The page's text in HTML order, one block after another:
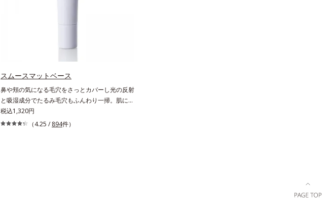
線吸収剤フリーなのに高SPF値、さらにスキンプ
凸カバー複合成分(*4)肌悩みが気になる時でも、
ただ隠すだけでなく、乾きやすい肌にうるおいを
届けながら、光拡散効果で乾燥小ジワや毛穴もカ
リ防止成分(*5)テカリの主成分を選択的に吸収
し、うるおいはしっかり残すことでカバー力を保
ちます。*1 メイク効果による*2 角層の範囲内*3
スキンプロテクト※複合成分配合＝肌を保護し、
スムースマットベース
鼻や頬の気になる毛穴をさっとカバーし光の反射
と吸湿成分でたるみ毛穴もふんわり一掃。肌にな
じむクリーム状の部分用化粧下地。小鼻や頬の気
になる毛穴にさっと塗るだけで、毛穴が隠せる部
税込1,320円
（4.25 / 894件）